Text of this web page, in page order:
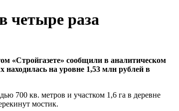
четыре раза
«Стройгазете» сообщили в аналитическом
находилась на уровне 1,53 млн рублей в
700 кв. метров и участком 1,6 га в деревне
мостик.